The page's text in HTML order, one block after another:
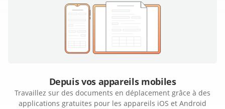
Depuis vos appareils mobiles
Travaillez sur des documents en déplacement grâce à des
applications gratuites pour les appareils iOS et Android